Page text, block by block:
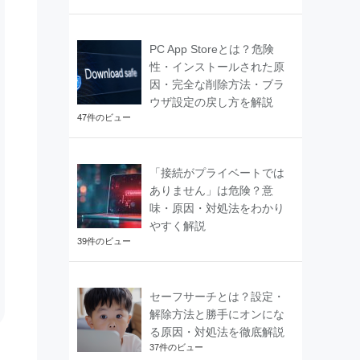
PC App Storeとは？危険
性・インストールされた原
因・完全な削除方法・ブラ
ウザ設定の戻し方を解説
47件のビュー
「接続がプライベートでは
ありません」は危険？意
味・原因・対処法をわかり
やすく解説
39件のビュー
セーフサーチとは？設定・
解除方法と勝手にオンにな
る原因・対処法を徹底解説
37件のビュー